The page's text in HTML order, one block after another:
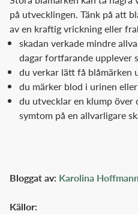
på utvecklingen. Tänk på att
av en kraftig vrickning eller
skadan verkade mindre
dagar fortfarande upplever
du verkar lätt få blåmärken
du märker blod i urinen
du utvecklar en klump över
symtom på en allvarligare
Bloggat av: Karolina
Källor: